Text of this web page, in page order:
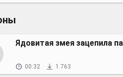
Ядовитая змея зацепила
00:32 1 763